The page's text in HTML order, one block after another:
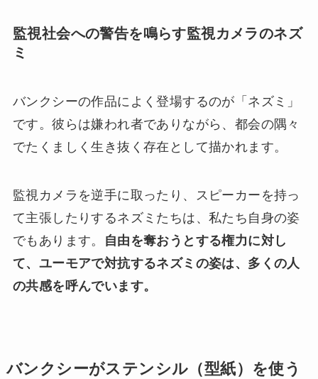
監視社会への警告を鳴らす監視カメラのネズ
ミ
バンクシーの作品によく登場するのが「ネズミ」
です。彼らは嫌われ者でありながら、都会の隅々
でたくましく生き抜く存在として描かれます。
監視カメラを逆手に取ったり、スピーカーを持っ
て主張したりするネズミたちは、私たち自身の姿
でもあります。
自由を奪おうとする権力に対し
て、ユーモアで対抗するネズミの姿は、多くの人
の共感を呼んでいます。
バンクシーがステンシル（型紙）を使う